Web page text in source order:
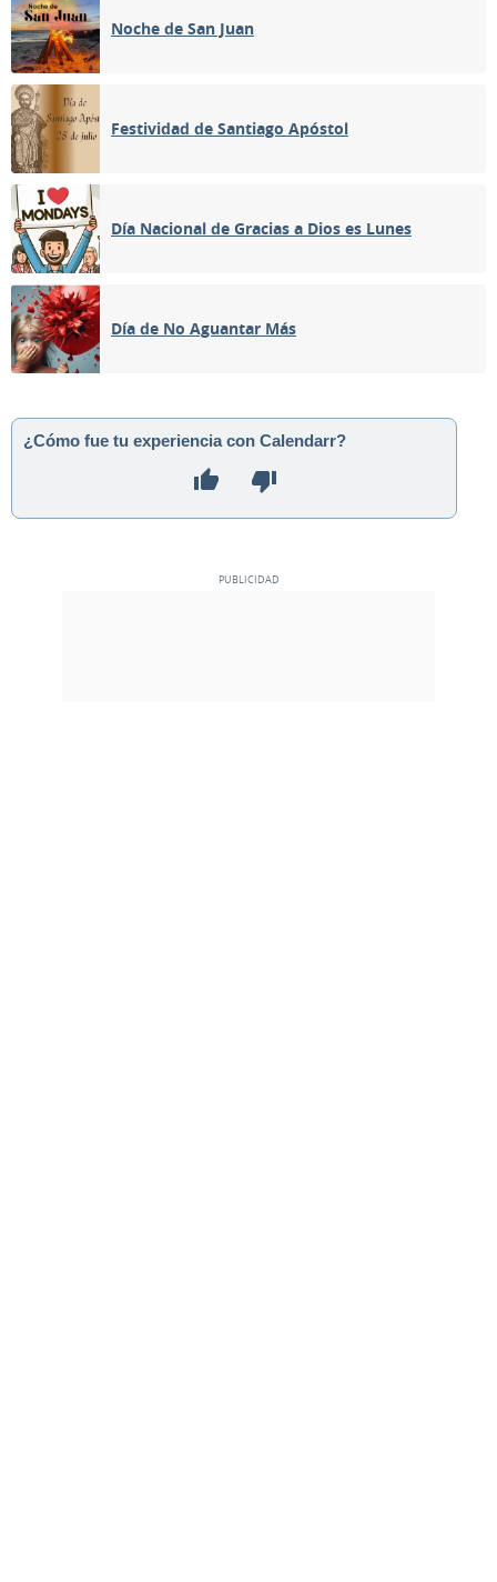
Noche de San Juan
Festividad de Santiago Apóstol
Día Nacional de Gracias a Dios es Lunes
Día de No Aguantar Más
¿Cómo fue tu experiencia con Calendarr?